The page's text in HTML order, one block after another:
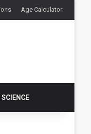
Age Calculator
SCIENCE